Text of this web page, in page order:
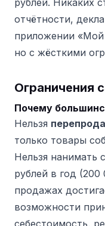
рублей. Никаких
отчётности,
приложении
но с жёсткими
Ограничения
Почему
Нельзя
только товары
Нельзя нанимать
рублей в год
продажах
возможности
себестоимость,